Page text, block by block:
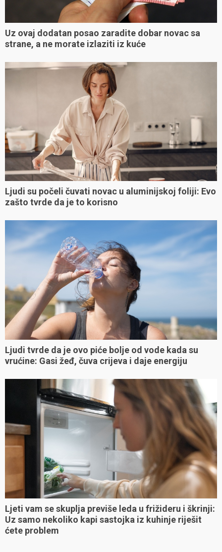
Uz ovaj dodatan posao zaradite dobar novac sa
strane, a ne morate izlaziti iz kuće
Ljudi su počeli čuvati novac u aluminijskoj foliji: Evo
zašto tvrde da je to korisno
Ljudi tvrde da je ovo piće bolje od vode kada su
vrućine: Gasi žeđ, čuva crijeva i daje energiju
Ljeti vam se skuplja previše leda u frižideru i škrinji:
Uz samo nekoliko kapi sastojka iz kuhinje riješit
ćete problem